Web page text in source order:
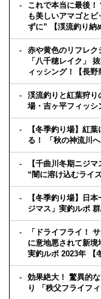
これで本当に最後
も美しいアマゴと
ずに” 【渓流釣り納
赤や黄色のリフレク
「八千穂レイク」
ィッシング！【長野
渓流釣りと紅葉狩り
場・吉ヶ平フィッシ
【冬季釣り場】紅
る！ 「秋の神流川
【千曲川冬期ニジ
“闇に溶け込むライ
【冬季釣り場】日
ジマス」実釣ルポ
「ドライフライ！
に意地悪されて新
実釣ルポ 2023年 【
効果絶大！ 驚異的
り 「秩父フライフ